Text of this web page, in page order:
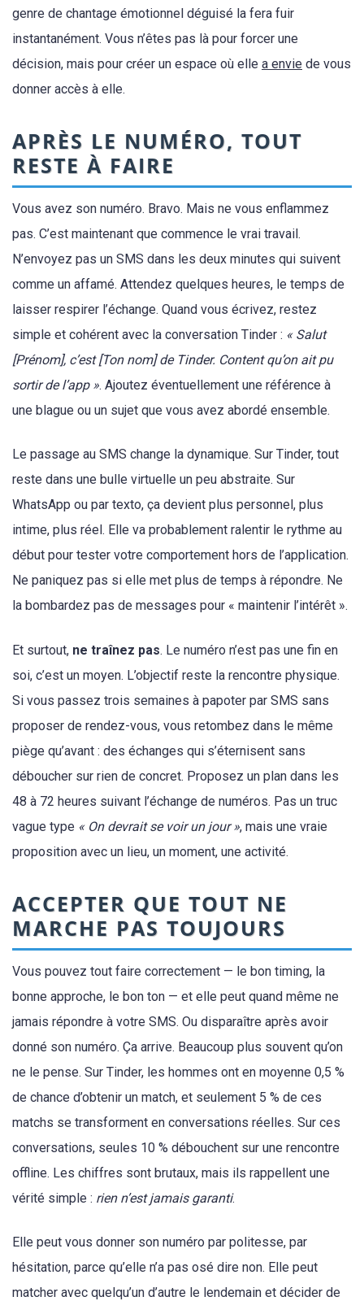
genre de chantage émotionnel déguisé la fera fuir
instantanément. Vous n’êtes pas là pour forcer une
décision, mais pour créer un espace où elle a envie de vous
donner accès à elle.
APRÈS LE NUMÉRO, TOUT
RESTE À FAIRE
Vous avez son numéro. Bravo. Mais ne vous enflammez
pas. C’est maintenant que commence le vrai travail.
N’envoyez pas un SMS dans les deux minutes qui suivent
comme un affamé. Attendez quelques heures, le temps de
laisser respirer l’échange. Quand vous écrivez, restez
simple et cohérent avec la conversation Tinder : « Salut
[Prénom], c’est [Ton nom] de Tinder. Content qu’on ait pu
sortir de l’app ». Ajoutez éventuellement une référence à
une blague ou un sujet que vous avez abordé ensemble.
Le passage au SMS change la dynamique. Sur Tinder, tout
reste dans une bulle virtuelle un peu abstraite. Sur
WhatsApp ou par texto, ça devient plus personnel, plus
intime, plus réel. Elle va probablement ralentir le rythme au
début pour tester votre comportement hors de l’application.
Ne paniquez pas si elle met plus de temps à répondre. Ne
la bombardez pas de messages pour « maintenir l’intérêt ».
Et surtout, ne traînez pas. Le numéro n’est pas une fin en
soi, c’est un moyen. L’objectif reste la rencontre physique.
Si vous passez trois semaines à papoter par SMS sans
proposer de rendez-vous, vous retombez dans le même
piège qu’avant : des échanges qui s’éternisent sans
déboucher sur rien de concret. Proposez un plan dans les
48 à 72 heures suivant l’échange de numéros. Pas un truc
vague type « On devrait se voir un jour », mais une vraie
proposition avec un lieu, un moment, une activité.
ACCEPTER QUE TOUT NE
MARCHE PAS TOUJOURS
Vous pouvez tout faire correctement — le bon timing, la
bonne approche, le bon ton — et elle peut quand même ne
jamais répondre à votre SMS. Ou disparaître après avoir
donné son numéro. Ça arrive. Beaucoup plus souvent qu’on
ne le pense. Sur Tinder, les hommes ont en moyenne 0,5 %
de chance d’obtenir un match, et seulement 5 % de ces
matchs se transforment en conversations réelles. Sur ces
conversations, seules 10 % débouchent sur une rencontre
offline. Les chiffres sont brutaux, mais ils rappellent une
vérité simple : rien n’est jamais garanti.
Elle peut vous donner son numéro par politesse, par
hésitation, parce qu’elle n’a pas osé dire non. Elle peut
matcher avec quelqu’un d’autre le lendemain et décider de